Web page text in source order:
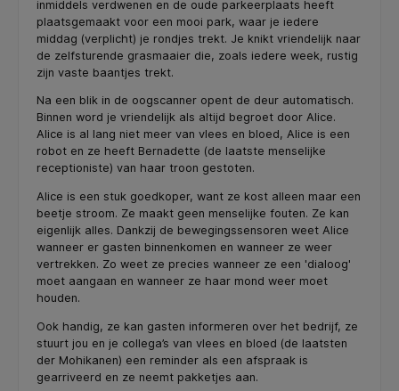
inmiddels verdwenen en de oude parkeerplaats heeft
plaatsgemaakt voor een mooi park, waar je iedere
middag (verplicht) je rondjes trekt. Je knikt vriendelijk naar
de zelfsturende grasmaaier die, zoals iedere week, rustig
zijn vaste baantjes trekt.
Na een blik in de oogscanner opent de deur automatisch.
Binnen word je vriendelijk als altijd begroet door Alice.
Alice is al lang niet meer van vlees en bloed, Alice is een
robot en ze heeft Bernadette (de laatste menselijke
receptioniste) van haar troon gestoten.
Alice is een stuk goedkoper, want ze kost alleen maar een
beetje stroom. Ze maakt geen menselijke fouten. Ze kan
eigenlijk alles. Dankzij de bewegingssensoren weet Alice
wanneer er gasten binnenkomen en wanneer ze weer
vertrekken. Zo weet ze precies wanneer ze een 'dialoog'
moet aangaan en wanneer ze haar mond weer moet
houden.
Ook handig, ze kan gasten informeren over het bedrijf, ze
stuurt jou en je collega’s van vlees en bloed (de laatsten
der Mohikanen) een reminder als een afspraak is
gearriveerd en ze neemt pakketjes aan.